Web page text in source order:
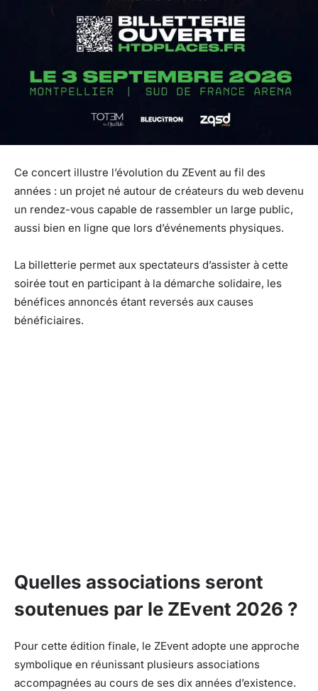
Ce concert illustre l’évolution du ZEvent au fil des
années : un projet né autour de créateurs du web devenu
un rendez-vous capable de rassembler un large public,
aussi bien en ligne que lors d’événements physiques.
La billetterie permet aux spectateurs d’assister à cette
soirée tout en participant à la démarche solidaire, les
bénéfices annoncés étant reversés aux causes
bénéficiaires.
Quelles associations seront
soutenues par le ZEvent 2026 ?
Pour cette édition finale, le ZEvent adopte une approche
symbolique en réunissant plusieurs associations
accompagnées au cours de ses dix années d’existence.